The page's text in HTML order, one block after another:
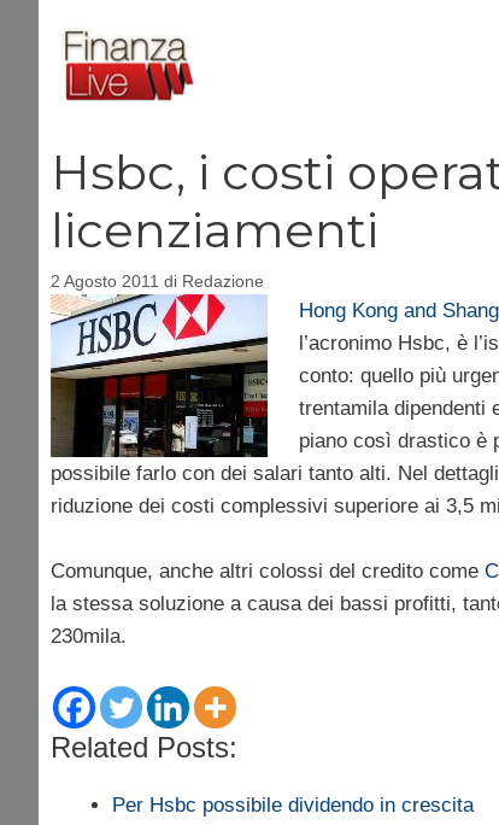
contenuto
Hsbc, i costi
licenziamenti
2 Agosto 2011 di Redazione
Hong Kong and
l’acronimo Hsbc, è
conto: quello più
trentamila dipendenti
piano così drastico è
possibile farlo con dei salari tanto alti. Nel
riduzione dei costi complessivi superiore ai 3,5
Comunque, anche altri colossi del credito come
la stessa soluzione a causa dei bassi profitti,
230mila.
Related Posts:
Per Hsbc possibile dividendo in crescita